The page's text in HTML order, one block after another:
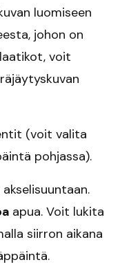
luomiseen
johon on
voit
(voit valita
pohjassa).
apua. Voit lukita
siirron aikana
.